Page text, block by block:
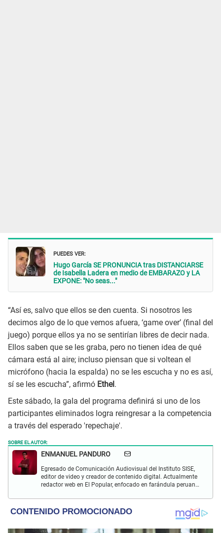
PUEDES VER:
Hugo García SE PRONUNCIA tras DISTANCIARSE
de Isabella Ladera en medio de EMBARAZO y LA
EXPONE: "No seas..."
“Así es, salvo que ellos se den cuenta. Si nosotros les
decimos algo de lo que vemos afuera, ‘game over’ (final del
juego) porque ellos ya no se sentirían libres de decir nada.
Ellos saben que se les graba, pero no tienen idea de qué
cámara está al aire; incluso piensan que si voltean el
micrófono (hacia la espalda) no se les escucha y no es así,
sí se les escucha”, afirmó Ethel.
Este sábado, la gala del programa definirá si uno de los
participantes eliminados logra reingresar a la competencia
a través del esperado 'repechaje'.
SOBRE EL AUTOR:
ENMANUEL PANDURO
Egresado de Comunicación Audiovisual del Instituto SISE,
editor de video y creador de contenido digital. Actualmente
redactor web en El Popular, enfocado en farándula peruana,